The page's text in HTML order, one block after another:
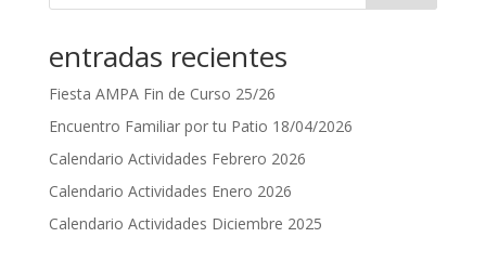
entradas recientes
Fiesta AMPA Fin de Curso 25/26
Encuentro Familiar por tu Patio 18/04/2026
Calendario Actividades Febrero 2026
Calendario Actividades Enero 2026
Calendario Actividades Diciembre 2025